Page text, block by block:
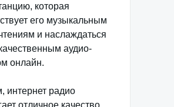
которая
его музыкальным
и наслаждаться
аудио-
онлайн.
интернет радио
отличное качество